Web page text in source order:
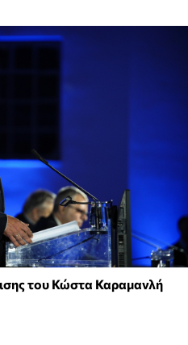
του Κώστα Καραμανλή